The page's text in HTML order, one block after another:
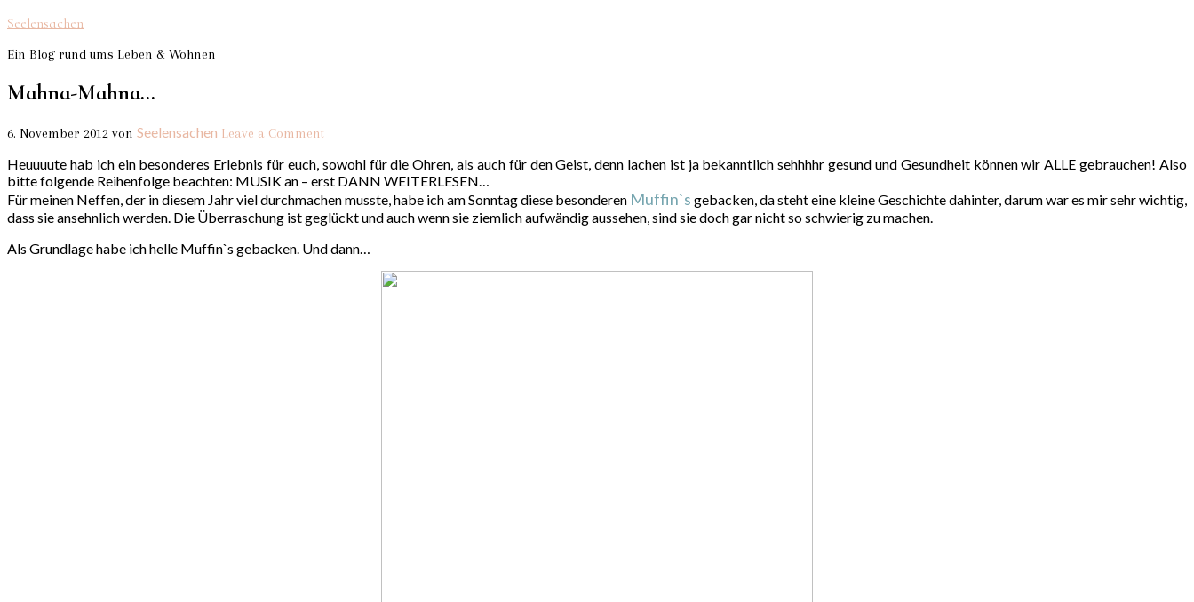
Seelensachen
Ein Blog rund ums Leben & Wohnen
Mahna-Mahna…
6. November 2012 von Seelensachen Leave a Comment
Heuuuute hab ich ein besonderes Erlebnis für euch, sowohl für die Ohren, als auch für den Geist, denn lachen ist ja bekanntlich sehhhhr gesund und Gesundheit können wir ALLE gebrauchen! Also
bitte folgende Reihenfolge beachten: MUSIK an – erst DANN WEITERLESEN…
Für meinen Neffen, der in diesem Jahr viel durchmachen musste, habe ich am Sonntag diese besonderen Muffin`s gebacken, da steht eine kleine Geschichte dahinter, darum war es mir sehr wichtig,
dass sie ansehnlich werden. Die Überraschung ist geglückt und auch wenn sie ziemlich aufwändig aussehen, sind sie doch gar nicht so schwierig zu machen.
Als Grundlage habe ich helle Muffin`s gebacken. Und dann…